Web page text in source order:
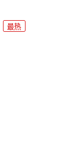
最热